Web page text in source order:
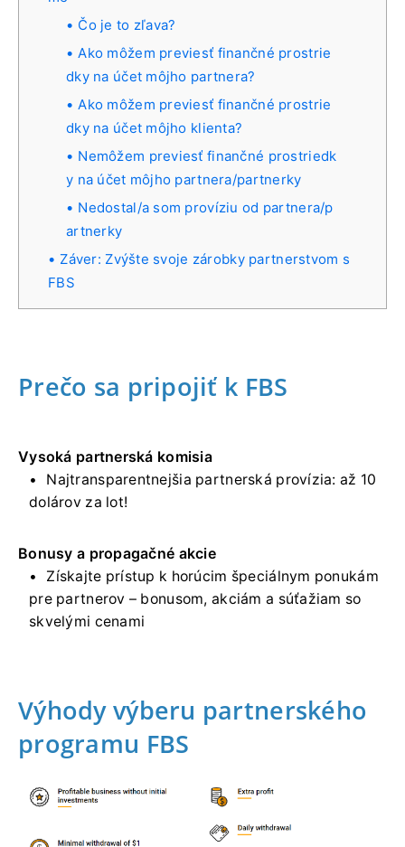
Čo je to zľava?
Ako môžem previesť finančné prostrie
dky na účet môjho partnera?
Ako môžem previesť finančné prostrie
dky na účet môjho klienta?
Nemôžem previesť finančné prostriedk
y na účet môjho partnera/partnerky
Nedostal/a som províziu od partnera/p
artnerky
Záver: Zvýšte svoje zárobky partnerstvom s
FBS
Prečo sa pripojiť k FBS
Vysoká partnerská komisia
Najtransparentnejšia partnerská provízia: až 10
dolárov za lot!
Bonusy a propagačné akcie
Získajte prístup k horúcim špeciálnym ponukám
pre partnerov – bonusom, akciám a súťažiam so
skvelými cenami
Výhody výberu partnerského
programu FBS